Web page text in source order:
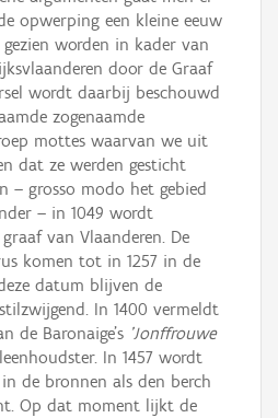
opwerping een kleine eeuw
worden in kader van
door de Graaf
wordt daarbij beschouwd
zogenaamde
mottes waarvan we uit
dat ze werden gesticht
– grosso modo het gebied
– in 1049 wordt
van Vlaanderen. De
komen tot in 1257 in de
datum blijven de
In 1400 vermeldt
de Baronaige's 'Jonffrouwe
In 1457 wordt
de bronnen als den berch
Op dat moment lijkt de